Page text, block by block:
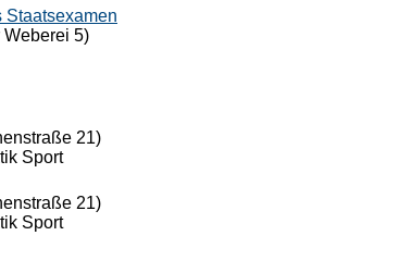
Staatsexamen
Weberei 5)
21)
Sport
21)
Sport